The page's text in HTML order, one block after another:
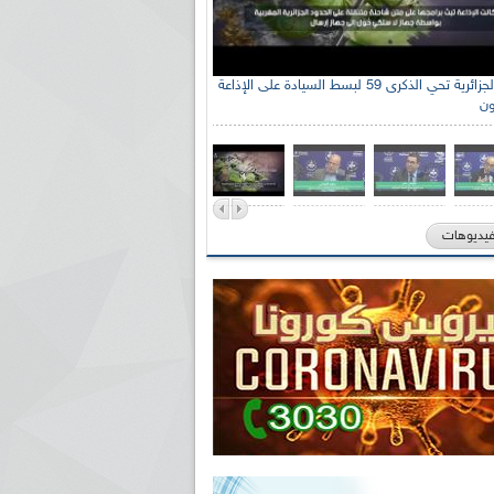
الإذاعة الجزائرية تحي الذكرى 59 لبسط السيادة على الإذاعة